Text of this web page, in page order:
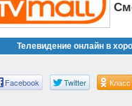
Телевидение онлайн в
Facebook Twitter Класс